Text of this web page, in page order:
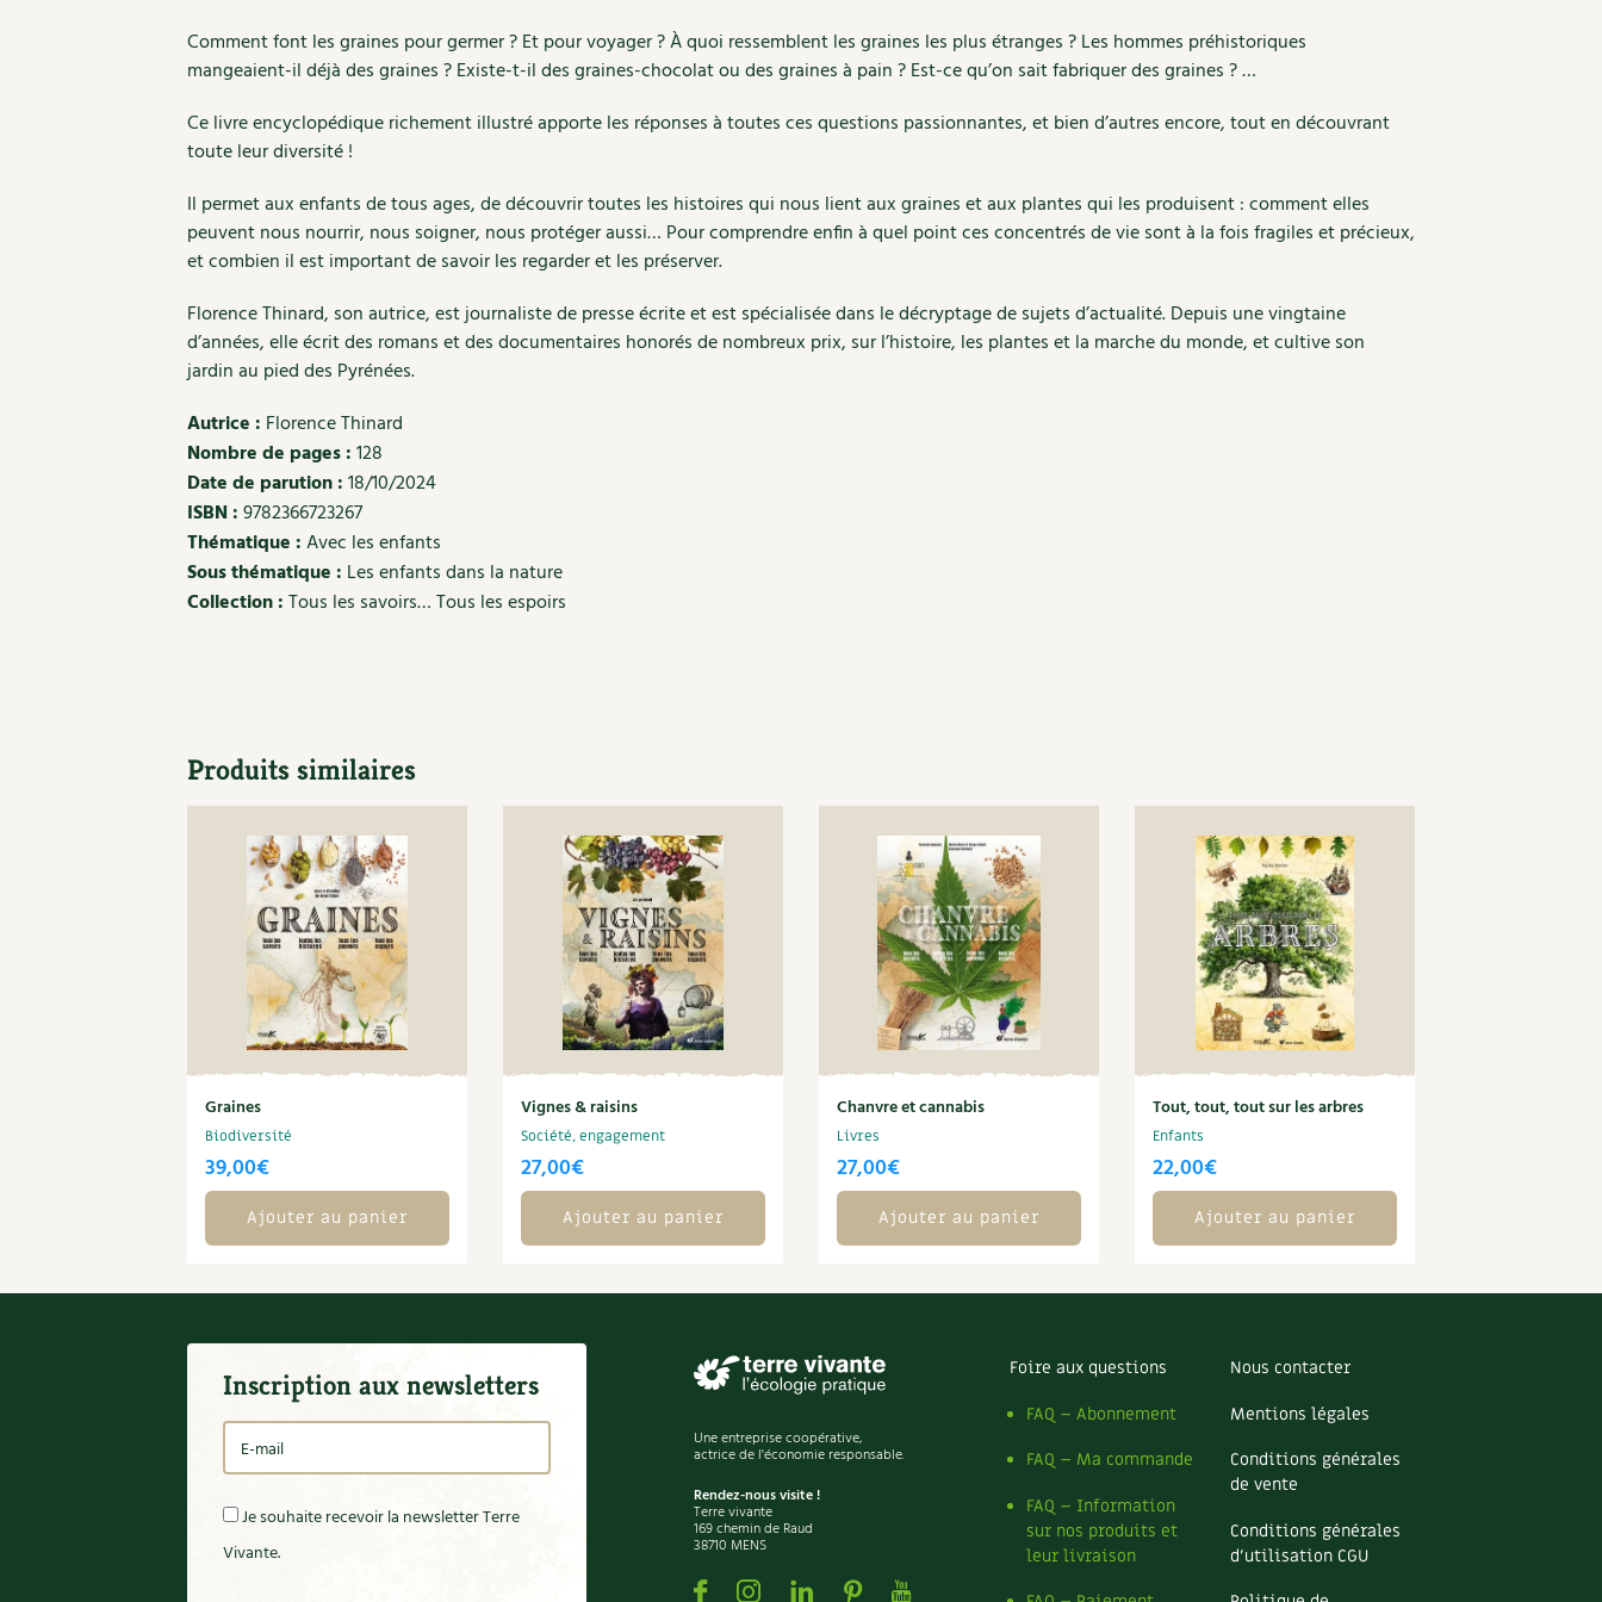
Comment font les graines pour germer ? Et pour voyager ? À quoi ressemblent les graines les plus étranges ? Les hommes préhistoriques
mangeaient-il déjà des graines ? Existe-t-il des graines-chocolat ou des graines à pain ? Est-ce qu’on sait fabriquer des graines ? …
Ce livre encyclopédique richement illustré apporte les réponses à toutes ces questions passionnantes, et bien d’autres encore, tout en découvrant
toute leur diversité !
Il permet aux enfants de tous ages, de découvrir toutes les histoires qui nous lient aux graines et aux plantes qui les produisent : comment elles
peuvent nous nourrir, nous soigner, nous protéger aussi… Pour comprendre enfin à quel point ces concentrés de vie sont à la fois fragiles et précieux,
et combien il est important de savoir les regarder et les préserver.
Florence Thinard, son autrice, est journaliste de presse écrite et est spécialisée dans le décryptage de sujets d’actualité. Depuis une vingtaine
d’années, elle écrit des romans et des documentaires honorés de nombreux prix, sur l’histoire, les plantes et la marche du monde, et cultive son
jardin au pied des Pyrénées.
Autrice : Florence Thinard
Nombre de pages :128
Date de parution :18/10/2024
ISBN :9782366723267
Thématique :Avec les enfants
Sous thématique : Les enfants dans la nature
Collection :Tous les savoirs… Tous les espoirs
Produits similaires
Graines
Biodiversité
39,00€
Ajouter au panier
Vignes & raisins
Société, engagement
27,00€
Ajouter au panier
Chanvre et cannabis
Livres
27,00€
Ajouter au panier
Tout, tout, tout sur les arbres
Enfants
22,00€
Ajouter au panier
Inscription aux newsletters
Je souhaite recevoir la newsletter Terre
Vivante.
Une entreprise coopérative,
actrice de l'économie responsable.
Rendez-nous visite !
Terre vivante
169 chemin de Raud
38710 MENS
Foire aux questions
FAQ – Abonnement
FAQ – Ma commande
FAQ – Information
sur nos produits et
leur livraison
Nous contacter
Mentions légales
Conditions générales
de vente
Conditions générales
d’utilisation CGU